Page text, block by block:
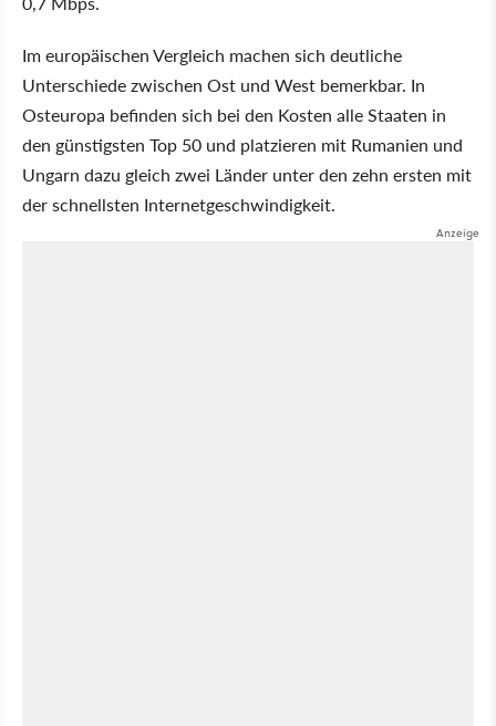
Im europäischen Vergleich machen sich deutliche
Unterschiede zwischen Ost und West bemerkbar. In
Osteuropa befinden sich bei den Kosten alle Staaten in
den günstigsten Top 50 und platzieren mit Rumanien und
Ungarn dazu gleich zwei Länder unter den zehn ersten mit
der schnellsten Internetgeschwindigkeit.